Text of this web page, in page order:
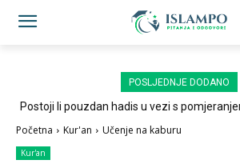
POSLJEDNJE DODANO
Postoji li pouzdan hadis u vezi s
Početna Kur'an Učenje na kaburu
Kur'an